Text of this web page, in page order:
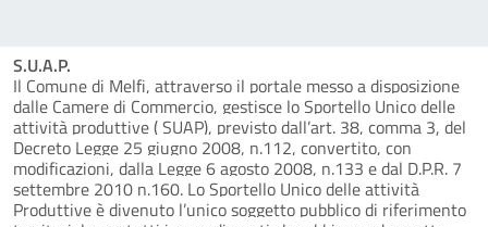
S.U.A.P.
Il Comune di Melfi, attraverso il portale messo a disposizione
dalle Camere di Commercio, gestisce lo Sportello Unico delle
attività produttive ( SUAP), previsto dall’art. 38, comma 3, del
Decreto Legge 25 giugno 2008, n.112, convertito, con
modificazioni, dalla Legge 6 agosto 2008, n.133 e dal D.P.R. 7
settembre 2010 n.160. Lo Sportello Unico delle attività
Produttive è divenuto l’unico soggetto pubblico di riferimento